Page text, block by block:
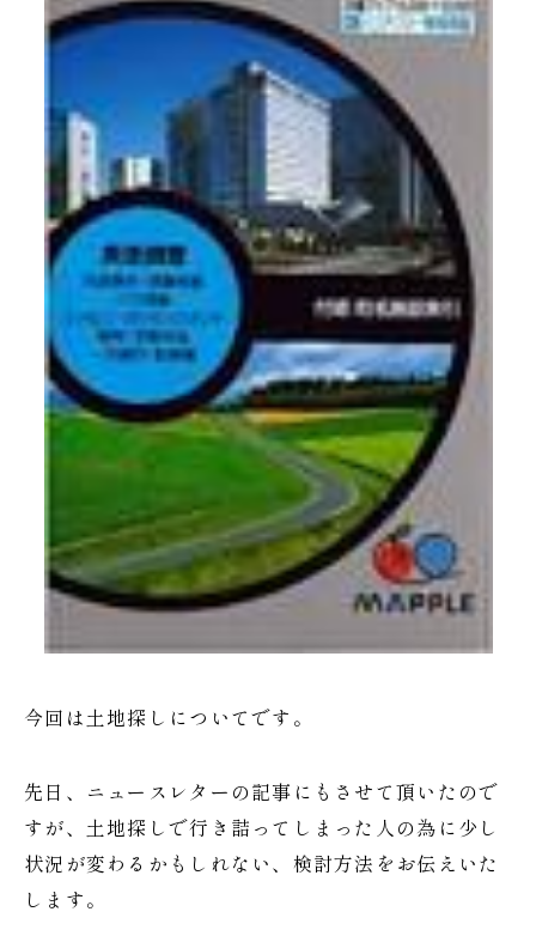
今回は土地探しについてです。
先日、ニュースレターの記事にもさせて頂いたので
すが、土地探しで行き詰ってしまった人の為に少し
状況が変わるかもしれない、検討方法をお伝えいた
します。